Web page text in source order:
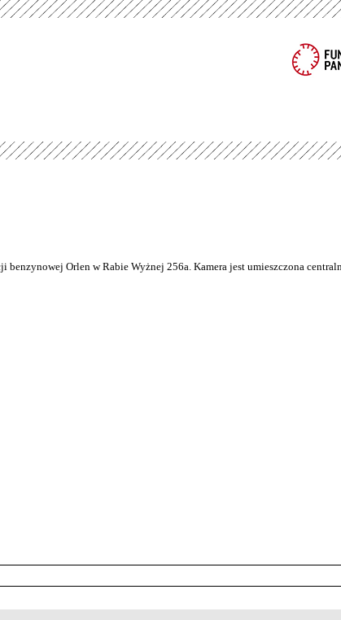
benzynowej Orlen w Rabie Wyżnej 256a. Kamera jest umieszczona